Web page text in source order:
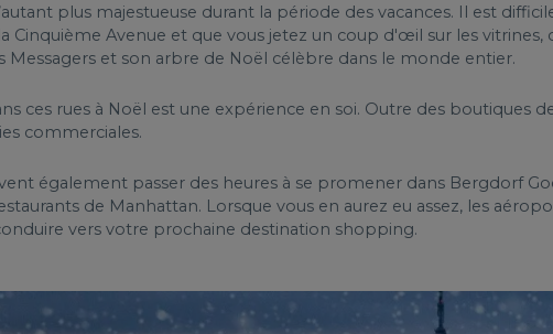
plus majestueuse durant la période des vacances. Il est
Cinquième Avenue et que vous jetez un coup d'œil sur les
Messagers et son arbre de Noël célèbre dans le monde entier.
ces rues à Noël est une expérience en soi. Outre des boutiques
commerciales.
également passer des heures à se promener dans Bergdorf
de Manhattan. Lorsque vous en aurez eu assez, les
vers votre prochaine destination shopping.